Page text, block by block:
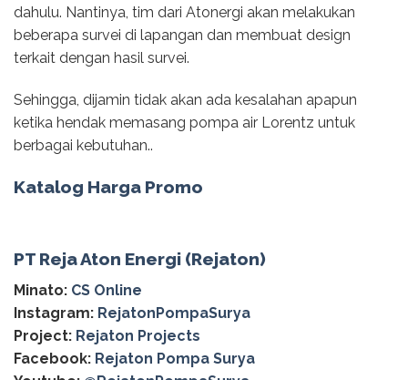
dahulu. Nantinya, tim dari Atonergi akan melakukan
beberapa survei di lapangan dan membuat design
terkait dengan hasil survei.
Sehingga, dijamin tidak akan ada kesalahan apapun
ketika hendak memasang pompa air Lorentz untuk
berbagai kebutuhan..
Katalog Harga Promo
PT Reja Aton Energi (Rejaton)
Minato: CS Online
Instagram: RejatonPompaSurya
Project: Rejaton Projects
Facebook: Rejaton Pompa Surya